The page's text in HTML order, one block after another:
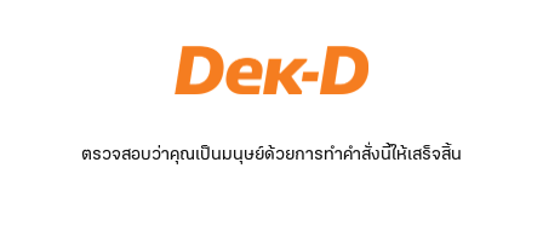
ตรวจสอบว่าคุณเป็นมนุษย์ด้วยการทำคำสั่งนี้ให้เสร็จสิ้น